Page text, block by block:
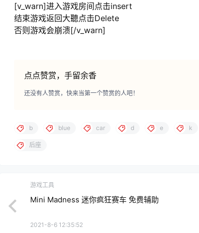
[v_warn]进入游戏房间点击insert
结束游戏返回大聽点击Delete
否则游戏会崩溃[/v_warn]
点点赞赏，手留余香
还没有人赞赏，快来当第一个赞赏的人吧！
b blue car d e k
后座
游戏工具
Mini Madness 迷你疯狂赛车 免费辅助
2021-8-6 12:35:52